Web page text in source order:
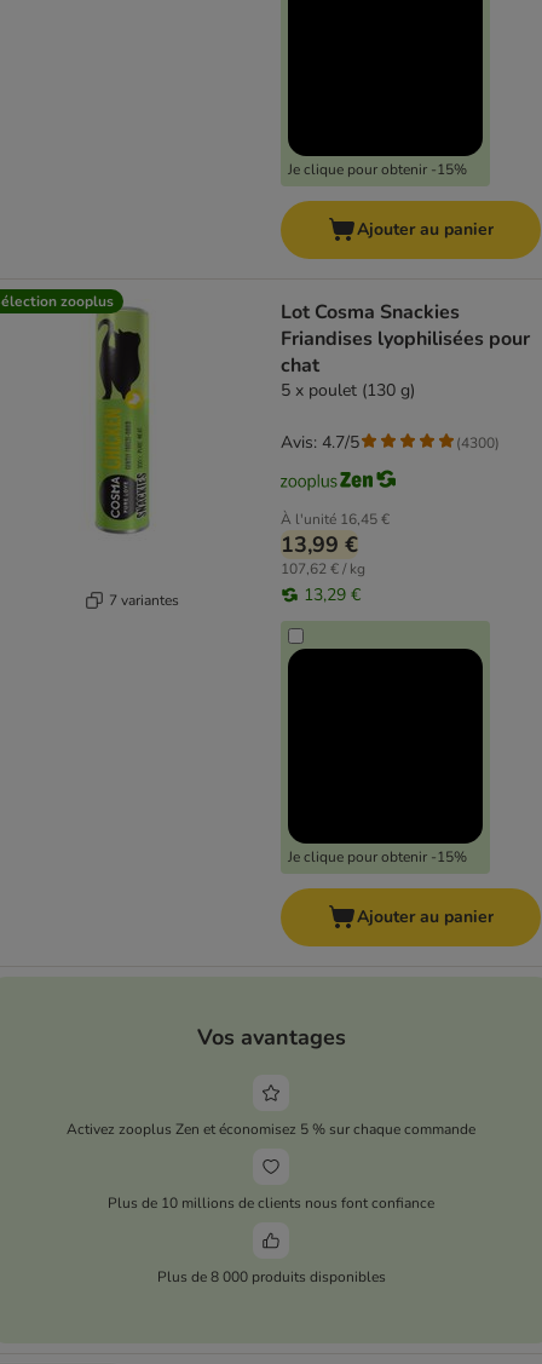
Je clique pour obtenir -15%
Ajouter au panier
zooplus
7 variantes
Lot Cosma Snackies
Friandises lyophilisées pour
chat
5 x poulet (130 g)
À l'unité 16,45 €
13,99 €
107,62 € / kg
13,29 €
Je clique pour obtenir -15%
Avis: 4.7/5 (4300)
Ajouter au panier
Vos avantages
Activez zooplus Zen et économisez 5 % sur chaque commande
Plus de 10 millions de clients nous font confiance
Plus de 8 000 produits disponibles